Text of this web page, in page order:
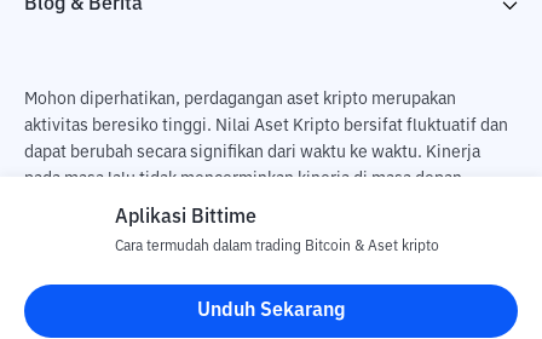
Blog & Berita
Mohon diperhatikan, perdagangan aset kripto merupakan
aktivitas beresiko tinggi. Nilai Aset Kripto bersifat fluktuatif dan
dapat berubah secara signifikan dari waktu ke waktu. Kinerja
pada masa lalu tidak mencerminkan kinerja di masa depan.
Terdapat risiko kehilangan sebagai dampak dari membeli dan
pengguna. PT Utama Aset Digital Indonesia (Bittime) tidak
bertanggung jawab atas perubahan fluktuasi dari nilai tukar Aset
Kripto.
Aplikasi Bittime
Cara termudah dalam trading Bitcoin & Aset kripto
Unduh Sekarang